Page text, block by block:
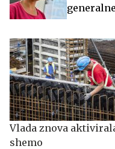
Vlada znova
shemo